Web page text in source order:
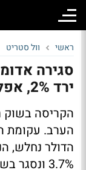
ראשי וול סטריט
סגירה
ירד 2%, אפל השילה 2.5%
הקריסה בשוק
הערב. עקומת